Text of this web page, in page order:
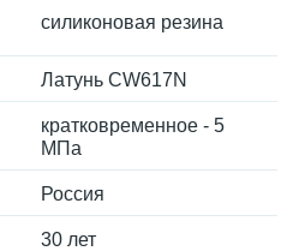
силиконовая резина
Латунь CW617N
кратковременное - 5
МПа
Россия
30 лет